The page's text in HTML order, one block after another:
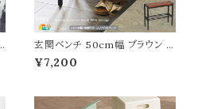
玄関ベンチ 50cm幅 ブラウン コ
ンパクトベンチ 収納付きベンチ
背もたれ無し 肘掛け無し スツー
ールフレーム 天然木使用 エント
¥7,200